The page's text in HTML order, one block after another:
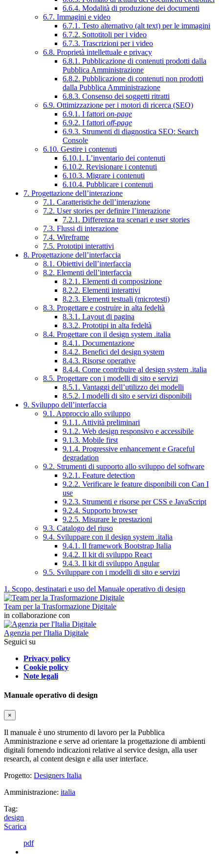
6.6.4. Modalità di produzione dei documenti
6.7. Immagini e video
6.7.1. Testo alternativo (alt text) per le immagini
6.7.2. Sottotitoli per i video
6.7.3. Trascrizioni per i video
6.8. Proprietà intellettuale e privacy
6.8.1. Pubblicazione di contenuti prodotti dalla
Pubblica Amministrazione
6.8.2. Pubblicazione di contenuti non prodotti
dalla Pubblica Amministrazione
6.8.3. Consenso dei soggetti ritratti
6.9. Ottimizzazione per i motori di ricerca (SEO)
6.9.1. I fattori on-page
6.9.2. I fattori off-page
6.9.3. Strumenti di diagnostica SEO: Search
Console
6.10. Gestire i contenuti
6.10.1. L’inventario dei contenuti
6.10.2. Revisionare i contenuti
6.10.3. Migrare i contenuti
6.10.4. Pubblicare i contenuti
7. Progettazione dell’interazione
7.1. Caratteristiche dell’interazione
7.2. User stories per definire l’interazione
7.2.1. Differenza tra scenari e user stories
7.3. Flussi di interazione
7.4. Wireframe
7.5. Prototipi interattivi
8. Progettazione dell’interfaccia
8.1. Obiettivi dell’interfaccia
8.2. Elementi dell’interfaccia
8.2.1. Elementi di composizione
8.2.2. Elementi interattivi
8.2.3. Elementi testuali (microtesti)
8.3. Progettare e costruire in alta fedeltà
8.3.1. Layout di pagina
8.3.2. Prototipi in alta fedeltà
8.4. Progettare con il design system .italia
8.4.1. Documentazione
8.4.2. Benefici del design system
8.4.3. Risorse operative
8.4.4. Come contribuire al design system .italia
8.5. Progettare con i modelli di sito e servizi
8.5.1. Vantaggi dell’utilizzo dei modelli
8.5.2. I modelli di sito e servizi disponibili
9. Sviluppo dell’interfaccia
9.1. Approccio allo sviluppo
9.1.1. Attività preliminari
9.1.2. Web design responsivo e accessibile
9.1.3. Mobile first
9.1.4. Progressive enhancement e Graceful
degradation
9.2. Strumenti di supporto allo sviluppo del software
9.2.1. Feature detection
9.2.2. Verificare le feature disponibili con Can I
use
9.2.3. Strumenti e risorse per CSS e JavaScript
9.2.4. Supporto browser
9.2.5. Misurare le prestazioni
9.3. Catalogo del riuso
9.4. Sviluppare con il design system .italia
9.4.1. Il framework Bootstrap Italia
9.4.2. Il kit di sviluppo React
9.4.3. Il kit di sviluppo Angular
9.5. Sviluppare con i modelli di sito e servizi
1. Scopo, destinatari e uso del Manuale operativo di design
Team per la Trasformazione Digitale
in collaborazione con
Agenzia per l'Italia Digitale
Seguici su
Privacy policy
Cookie policy
Note legali
Manuale operativo di design
×
Il manuale è uno strumento di lavoro per la Pubblica
Amministrazione e serve ad orientare la progettazione di ambienti
digitali fornendo indicazioni relative al service design, alla user
research, al content design e alla user interface.
Progetto: Designers Italia
Amministrazione: italia
Tag:
design
Scarica
pdf